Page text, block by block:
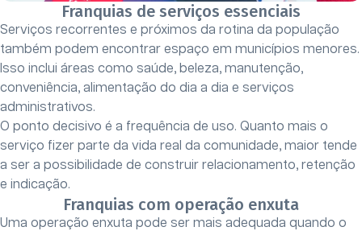
Franquias de serviços essenciais
Serviços recorrentes e próximos da rotina da população
também podem encontrar espaço em municípios menores.
Isso inclui áreas como saúde, beleza, manutenção,
conveniência, alimentação do dia a dia e serviços
administrativos.
O ponto decisivo é a frequência de uso. Quanto mais o
serviço fizer parte da vida real da comunidade, maior tende
a ser a possibilidade de construir relacionamento, retenção
e indicação.
Franquias com operação enxuta
Uma operação enxuta pode ser mais adequada quando o